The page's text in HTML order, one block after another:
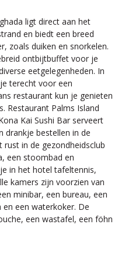
ligt direct aan het
en biedt een breed
zoals duiken en snorkelen.
ontbijtbuffet voor je
eetgelegenheden. In
terecht voor een
restaurant kun je genieten
Restaurant Palms Island
Kai Sushi Bar serveert
drankje bestellen in de
in de gezondheidsclub
een stoombad en
in het hotel tafeltennis,
kamers zijn voorzien van
minibar, een bureau, een
een waterkoker. De
een wastafel, een föhn